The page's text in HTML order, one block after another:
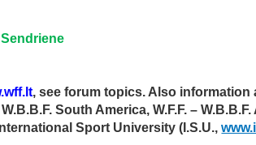
, see forum topics. Also
South America, W.F.F. – W.B.B.F.
Sport University (I.S.U.,